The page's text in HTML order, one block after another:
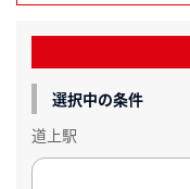
選択中の条件
道上駅